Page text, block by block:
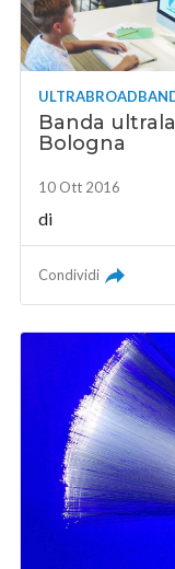
Banda
Bologna
10 Ott 2016
di
Condividi